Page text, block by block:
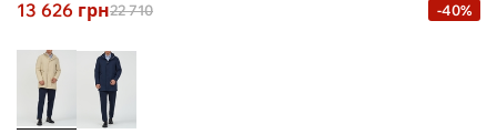
13 626 грн22 710 -40%